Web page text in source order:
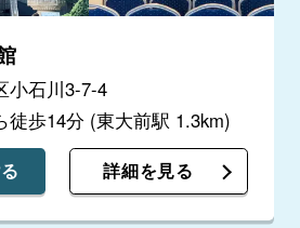
小石川3-7-4
徒歩14分 (東大前駅 1.3km)
詳細を見る